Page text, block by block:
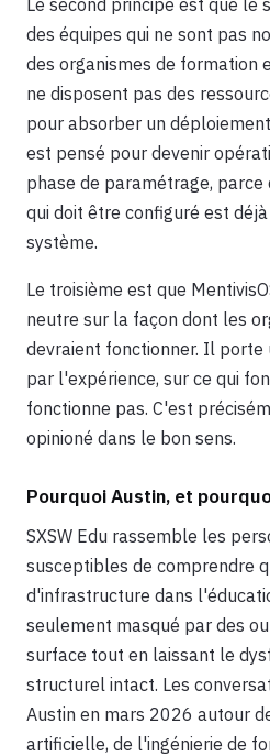
des équipes qui ne sont pas
des organismes de formation
ne disposent pas des
pour absorber un
est pensé pour devenir
phase de paramétrage,
qui doit être configuré est
système.
Le troisième est que
neutre sur la façon dont les
devraient fonctionner. Il porte
par l'expérience, sur ce qui
fonctionne pas. C'est
opinioné dans le bon sens.
Pourquoi Austin, et
SXSW Edu rassemble les
susceptibles de comprendre
d'infrastructure dans
seulement masqué par des
surface tout en laissant le
structurel intact. Les
Austin en mars 2026 autour
artificielle, de l'ingénierie de